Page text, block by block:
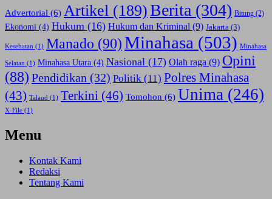
Advertorial (6) Artikel (189)Berita (304) Bitung (2)
Ekonomi (4) Hukum (16) Hukum dan Kriminal (9) Jakarta (3)
Kesehatan (1) Manado (90) Minahasa (503) Minahasa
Selatan (1) Minahasa Utara (4) Nasional (17) Olah raga (9) Opini
(88) Pendidikan (32) Politik (11) Polres Minahasa
(43) Talaud (1) Terkini (46) Tomohon (6) Unima (246)
X-File (1)
Menu
Kontak Kami
Redaksi
Tentang Kami